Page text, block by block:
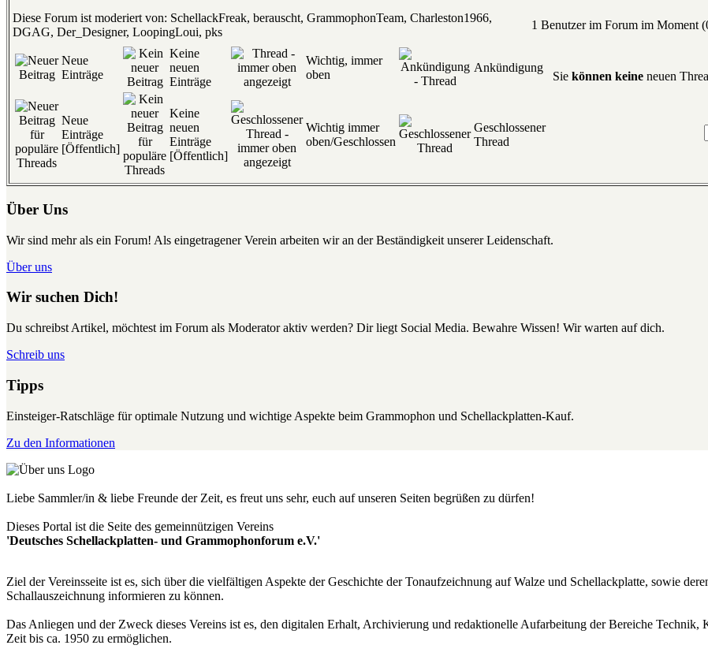
Diese Forum ist moderiert von: SchellackFreak, berauscht, GrammophonTeam, Charleston1966,
DGAG, Der_Designer, LoopingLoui, pks
1 Benutzer im Forum im Moment
Neue
Einträge
Keine
neuen
Einträge
Wichtig, immer
oben
Ankündigung
Neue
Einträge
[Öffentlich]
Keine
neuen
Einträge
[Öffentlich]
Wichtig immer
oben/Geschlossen
Geschlossener
Thread
Sie können keine neuen
Über Uns
Wir sind mehr als ein Forum! Als eingetragener Verein arbeiten wir an der Beständigkeit unserer Leidenschaft.
Über uns
Wir suchen Dich!
Du schreibst Artikel, möchtest im Forum als Moderator aktiv werden? Dir liegt Social Media. Bewahre Wissen! Wir warten auf dich.
Schreib uns
Tipps
Einsteiger-Ratschläge für optimale Nutzung und wichtige Aspekte beim Grammophon und Schellackplatten-Kauf.
Zu den Informationen
Liebe Sammler/in & liebe Freunde der Zeit, es freut uns sehr, euch auf unseren Seiten begrüßen zu dürfen!
Dieses Portal ist die Seite des gemeinnützigen Vereins
'Deutsches Schellackplatten- und Grammophonforum e.V.'
Ziel der Vereinsseite ist es, sich über die vielfältigen Aspekte der Geschichte der Tonaufzeichnung auf Walze und Schellackplatte, sowie
Schallauszeichnung informieren zu können.
Das Anliegen und der Zweck dieses Vereins ist es, den digitalen Erhalt, Archivierung und redaktionelle Aufarbeitung der Bereiche
Zeit bis ca. 1950 zu ermöglichen.